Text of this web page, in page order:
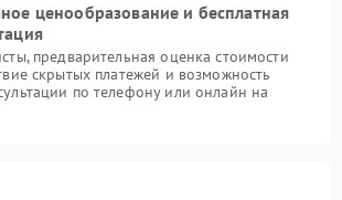
ценообразование и бесплатная
предварительная оценка стоимости
скрытых платежей и возможность
по телефону или онлайн на